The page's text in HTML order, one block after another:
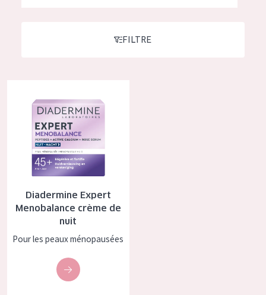
Essentials
Lift+
Expert
TYPE DE PEAU
Peau sensible
Peau normale à sèche
Peau mixte ou grasse
Peau mature
FILTRE
Diadermine Expert
Menobalance crème de
nuit
Pour les peaux ménopausées